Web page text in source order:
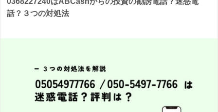
話？３つの対処法